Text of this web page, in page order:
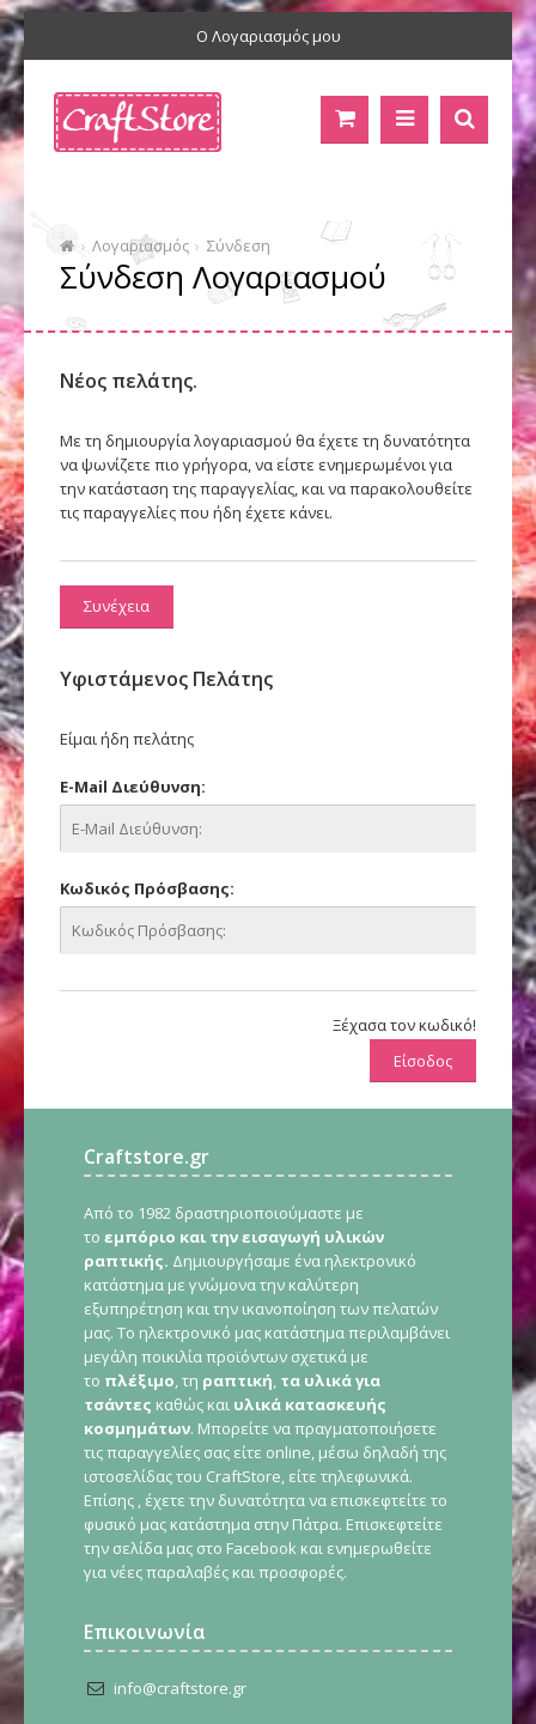
Ο Λογαριασμός μου
Λογαριασμός Σύνδεση
Σύνδεση Λογαριασμού
Νέος πελάτης.
Με τη δημιουργία λογαριασμού θα έχετε τη δυνατότητα
να ψωνίζετε πιο γρήγορα, να είστε ενημερωμένοι για
την κατάσταση της παραγγελίας, και να παρακολουθείτε
τις παραγγελίες που ήδη έχετε κάνει.
Συνέχεια
Υφιστάμενος Πελάτης
Είμαι ήδη πελάτης
E-Mail Διεύθυνση:
Κωδικός Πρόσβασης:
Ξέχασα τον κωδικό!
Είσοδος
Craftstore.gr
Από το 1982 δραστηριοποιούμαστε με
το εμπόριο και την εισαγωγή υλικών
ραπτικής. Δημιουργήσαμε ένα ηλεκτρονικό
κατάστημα με γνώμονα την καλύτερη
εξυπηρέτηση και την ικανοποίηση των πελατών
μας. Το ηλεκτρονικό μας κατάστημα περιλαμβάνει
μεγάλη ποικιλία προϊόντων σχετικά με
το πλέξιμο, τη ραπτική, τα υλικά για
τσάντες καθώς και υλικά κατασκευής
κοσμημάτων. Μπορείτε να πραγματοποιήσετε
τις παραγγελίες σας είτε online, μέσω δηλαδή της
ιστοσελίδας του CraftStore, είτε τηλεφωνικά.
Επίσης , έχετε την δυνατότητα να επισκεφτείτε το
φυσικό μας κατάστημα στην Πάτρα. Επισκεφτείτε
την σελίδα μας στο Facebook και ενημερωθείτε
για νέες παραλαβές και προσφορές.
Επικοινωνία
info@craftstore.gr